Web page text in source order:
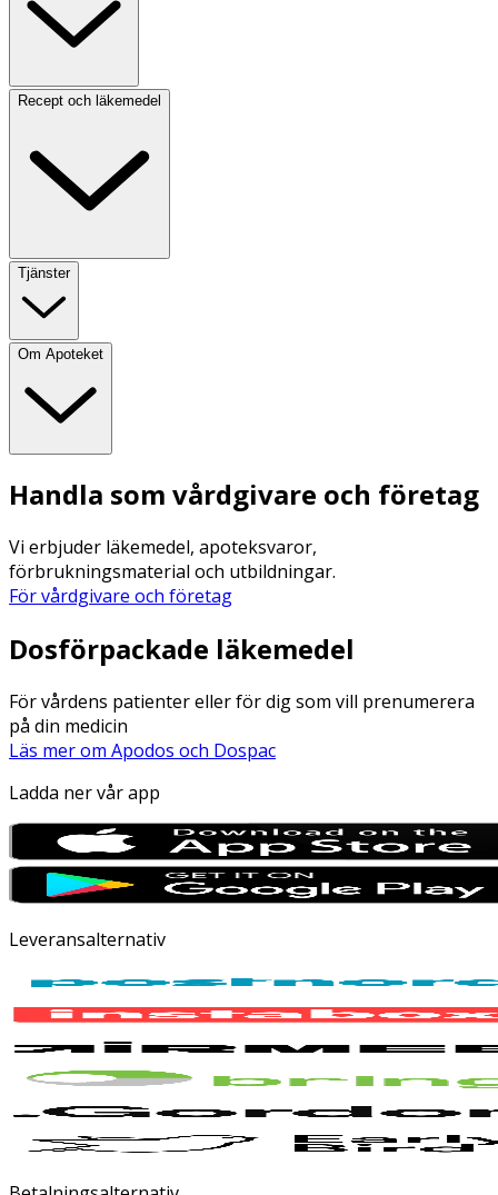
Recept och läkemedel
Tjänster
Om Apoteket
Handla som vårdgivare och företag
Vi erbjuder läkemedel, apoteksvaror,
förbrukningsmaterial och utbildningar.
För vårdgivare och företag
Dosförpackade läkemedel
För vårdens patienter eller för dig som vill prenumerera
på din medicin
Läs mer om Apodos och Dospac
Ladda ner vår app
Leveransalternativ